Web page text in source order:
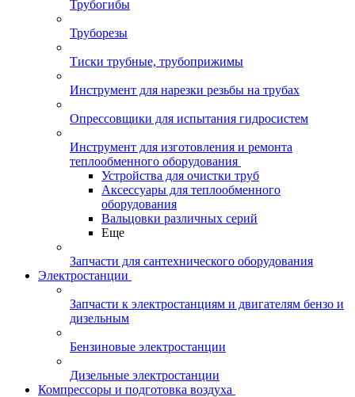
Трубогибы
Труборезы
Тиски трубные, трубоприжимы
Инструмент для нарезки резьбы на трубах
Опрессовщики для испытания гидросистем
Инструмент для изготовления и ремонта
теплообменного оборудования
Устройства для очистки труб
Аксессуары для теплообменного
оборудования
Вальцовки различных серий
Еще
Запчасти для сантехнического оборудования
Электростанции
Запчасти к электростанциям и двигателям бензо и
дизельным
Бензиновые электростанции
Дизельные электростанции
Компрессоры и подготовка воздуха